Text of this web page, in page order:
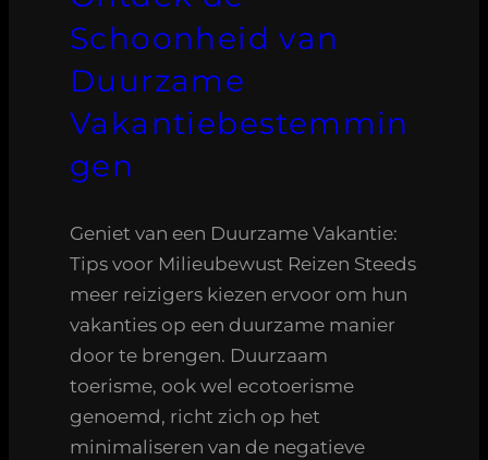
Schoonheid van
Duurzame
Vakantiebestemmin
gen
Geniet van een Duurzame Vakantie:
Tips voor Milieubewust Reizen Steeds
meer reizigers kiezen ervoor om hun
vakanties op een duurzame manier
door te brengen. Duurzaam
toerisme, ook wel ecotoerisme
genoemd, richt zich op het
minimaliseren van de negatieve